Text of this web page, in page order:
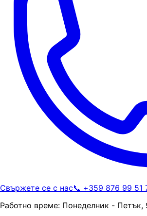
Свържете се с нас📞 +359 876 99 51
Работно време: Понеделник - Петък,